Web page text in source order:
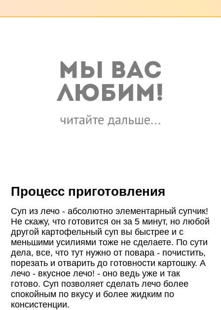
Процесс приготовления
Суп из лечо - абсолютно элементарный супчик!
Не скажу, что готовится он за 5 минут, но любой
другой картофельный суп вы быстрее и с
меньшими усилиями тоже не сделаете. По сути
дела, все, что тут нужно от повара - почистить,
порезать и отварить до готовности картошку. А
лечо - вкусное лечо! - оно ведь уже и так
готово. Суп позволяет сделать лечо более
спокойным по вкусу и более жидким по
консистенции.